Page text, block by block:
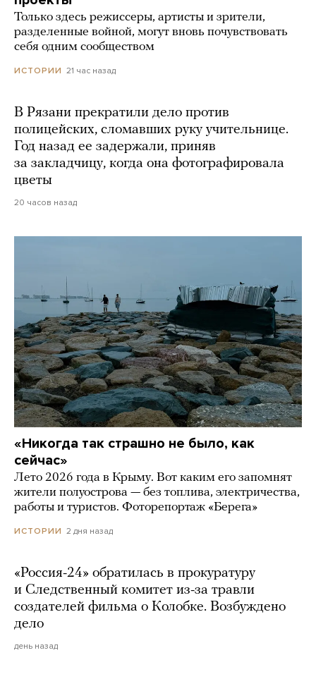
Только здесь режиссеры, артисты и зрители,
разделенные войной, могут вновь почувствовать
себя одним сообществом
ИСТОРИИ 21 час назад
В Рязани прекратили дело против
полицейских, сломавших руку учительнице.
Год назад ее задержали, приняв
за закладчицу, когда она фотографировала
цветы
20 часов назад
«Никогда так страшно не было, как
сейчас»
Лето 2026 года в Крыму. Вот каким его запомнят
жители полуострова — без топлива, электричества,
работы и туристов. Фоторепортаж «Берега»
ИСТОРИИ 2 дня назад
«Россия-24» обратилась в прокуратуру
и Следственный комитет из-за травли
создателей фильма о Колобке. Возбуждено
дело
день назад